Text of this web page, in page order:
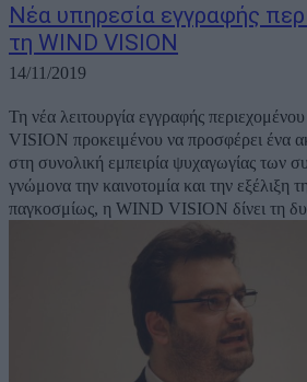
Νέα υπηρεσία εγγραφής
τη WIND VISION
14/11/2019
Τη νέα λειτουργία εγγραφής
VISION προκειμένου να προσφέρει ένα
στη συνολική εμπειρία ψυχαγωγίας των
γνώμονα την καινοτομία και την εξέλιξη
παγκοσμίως, η WIND VISION δίνει τη